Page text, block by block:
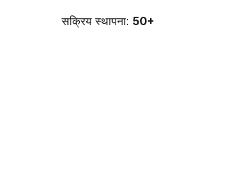
सक्रिय स्थापना: 50+